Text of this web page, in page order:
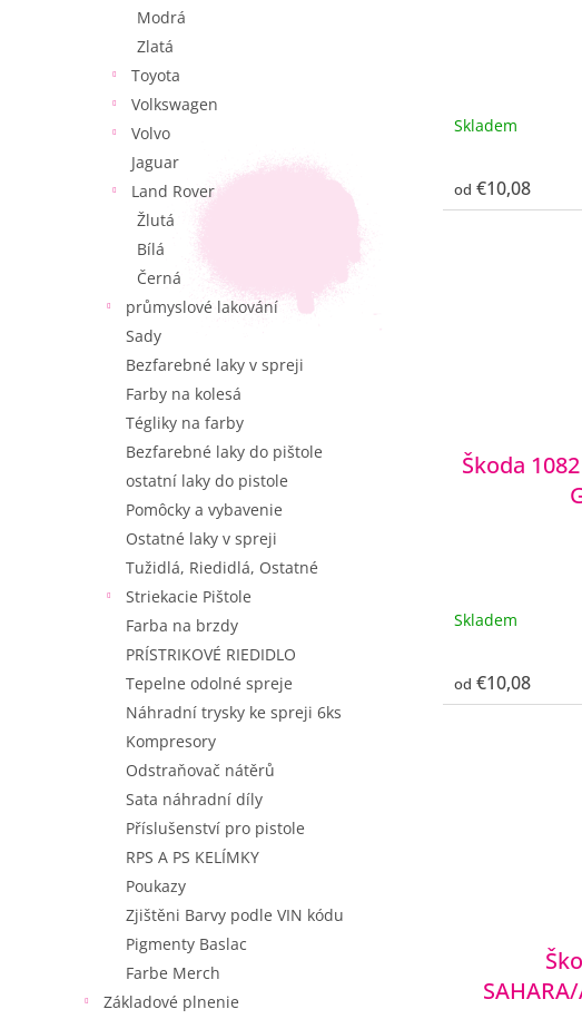
Modrá
Zlatá
Toyota
Volkswagen
Volvo
Jaguar
Land Rover
Žlutá
Bílá
Černá
průmyslové lakování
Sady
Bezfarebné laky v spreji
Farby na kolesá
Tégliky na farby
Bezfarebné laky do pištole
ostatní laky do pistole
Pomôcky a vybavenie
Ostatné laky v spreji
Tužidlá, Riedidlá, Ostatné
Striekacie Pištole
Farba na brzdy
PRÍSTRIKOVÉ RIEDIDLO
Tepelne odolné spreje
Náhradní trysky ke spreji 6ks
Kompresory
Odstraňovač nátěrů
Sata náhradní díly
Příslušenství pro pistole
RPS A PS KELÍMKY
Poukazy
Zjištěni Barvy podle VIN kódu
Pigmenty Baslac
Farbe Merch
Základové plnenie
Skladem
od €10,08
Škoda
Skladem
od €10,08